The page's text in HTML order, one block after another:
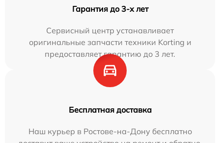
Гарантия до 3-х лет
Сервисный центр устанавливает
оригинальные запчасти техники Korting и
предоставляет гарантию до 3 лет.
Бесплатная доставка
Наш курьер в Ростове-на-Дону бесплатно